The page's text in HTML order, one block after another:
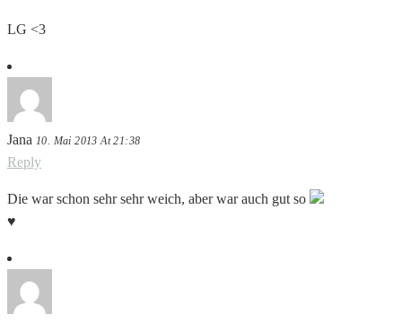
LG <3
Jana 10. Mai 2013 At 21:38
Reply
Die war schon sehr sehr weich, aber war auch gut so
♥